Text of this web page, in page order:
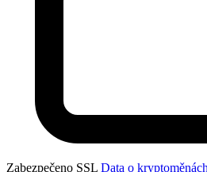
Zabezpečeno SSL Data o